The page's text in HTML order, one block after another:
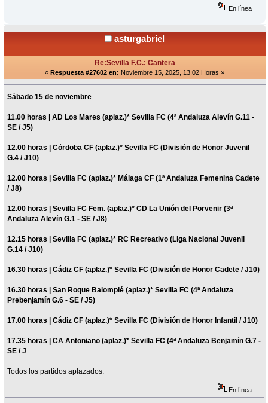
En línea
asturgabriel
Re:Sevilla F.C.: Cantera
« Respuesta #27602 en: Noviembre 15, 2025, 13:02 Horas »
Sábado 15 de noviembre
11.00 horas | AD Los Mares (aplaz.)* Sevilla FC (4ª Andaluza Alevín G.11 -
SE / J5)
12.00 horas | Córdoba CF (aplaz.)* Sevilla FC (División de Honor Juvenil
G.4 / J10)
12.00 horas | Sevilla FC (aplaz.)* Málaga CF (1ª Andaluza Femenina Cadete
/ J8)
12.00 horas | Sevilla FC Fem. (aplaz.)* CD La Unión del Porvenir (3ª
Andaluza Alevín G.1 - SE / J8)
12.15 horas | Sevilla FC (aplaz.)* RC Recreativo (Liga Nacional Juvenil
G.14 / J10)
16.30 horas | Cádiz CF (aplaz.)* Sevilla FC (División de Honor Cadete / J10)
16.30 horas | San Roque Balompié (aplaz.)* Sevilla FC (4ª Andaluza
Prebenjamín G.6 - SE / J5)
17.00 horas | Cádiz CF (aplaz.)* Sevilla FC (División de Honor Infantil / J10)
17.35 horas | CA Antoniano (aplaz.)* Sevilla FC (4ª Andaluza Benjamín G.7 -
SE / J
Todos los partidos aplazados.
En línea